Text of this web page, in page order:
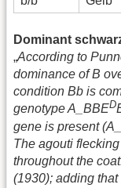
Dominant
„According to
dominance of B
condition Bb is
genotype A_BBED
gene is present
The agouti
throughout the
(1930); adding